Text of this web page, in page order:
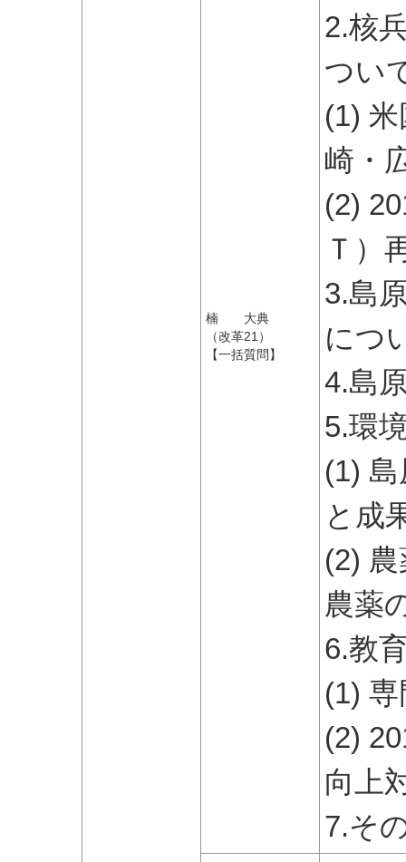
楠 大典
（改革21）
【一括質問】
2.核
つい
(1)
崎・
(2)
Ｔ）
3.島
につ
4.島
5.環
(1)
と成
(2)
農薬
6.教
(1)
(2)
向上
7.そ